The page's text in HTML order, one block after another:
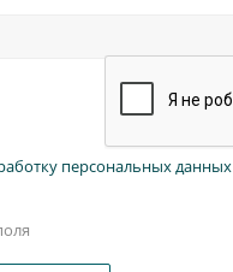
персональных данных